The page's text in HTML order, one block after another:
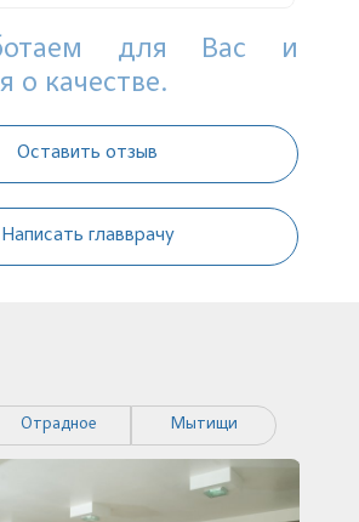
для Вас и
о качестве.
Оставить отзыв
Написать главврачу
Отрадное Мытищи